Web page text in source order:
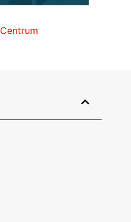
Centrum